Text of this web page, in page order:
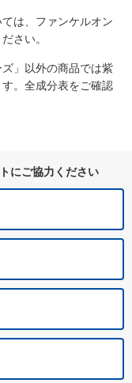
は、ファンケルオン
さい。
」以外の商品では紫
。全成分表をご確認
にご協力ください